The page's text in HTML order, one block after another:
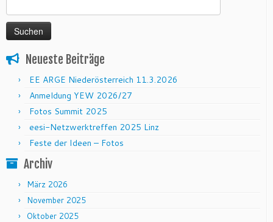
Neueste Beiträge
EE ARGE Niederösterreich 11.3.2026
Anmeldung YEW 2026/27
Fotos Summit 2025
eesi-Netzwerktreffen 2025 Linz
Feste der Ideen – Fotos
Archiv
März 2026
November 2025
Oktober 2025